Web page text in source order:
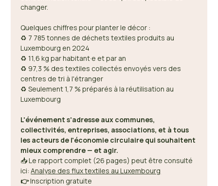
changer.
Quelques chiffres pour planter le décor :
♻️ 7 785 tonnes de déchets textiles produits au
Luxembourg en 2024
♻️ 11,6 kg par habitant·e et par an
♻️ 97,3 % des textiles collectés envoyés vers des
centres de tri à l'étranger
♻️ Seulement 1,7 % préparés à la réutilisation au
Luxembourg
L'événement s'adresse aux communes,
collectivités, entreprises, associations, et à tous
les acteurs de l'économie circulaire qui souhaitent
mieux comprendre — et agir.
📥 Le rapport complet (26 pages) peut être consulté
ici: Analyse des flux textiles au Luxembourg
👉 Inscription gratuite